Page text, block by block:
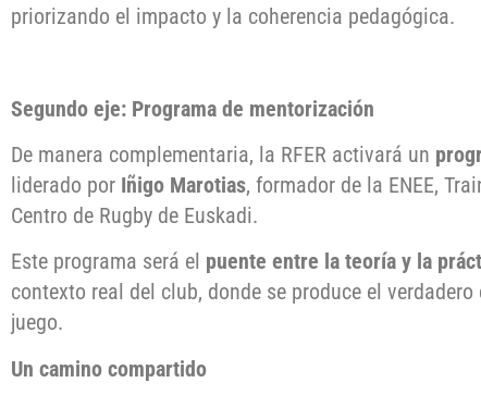
priorizando el impacto y la coherencia pedagógica.
Segundo eje: Programa de mentorización
De manera complementaria, la RFER activará un
liderado por Iñigo Marotias, formador de la ENEE,
Centro de Rugby de Euskadi.
Este programa será el puente entre la teoría y la
contexto real del club, donde se produce el
juego.
Un camino compartido